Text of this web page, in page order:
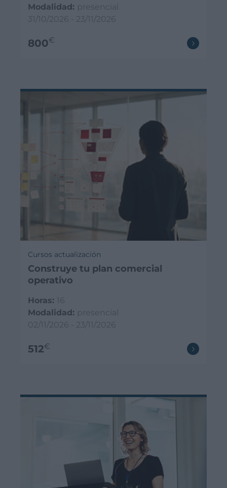
Modalidad: presencial
31/10/2026 - 23/11/2026
800€
Cursos actualización
Construye tu plan comercial
operativo
Horas:
16
Modalidad: presencial
02/11/2026 - 23/11/2026
512€